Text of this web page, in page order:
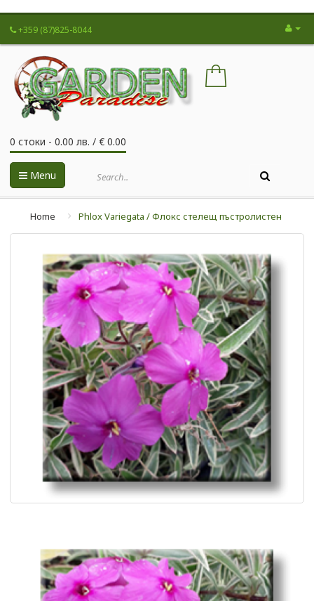
+359 (87)825-8044
0 стоки - 0.00 лв. / € 0.00
Menu
Home Phlox Variegata / Флокс стелещ пъстролистен